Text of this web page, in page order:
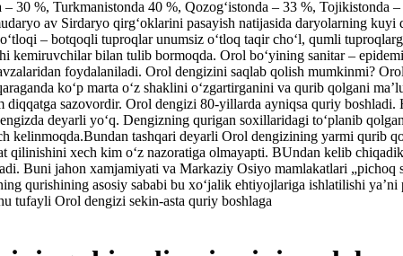
30 %, Turkmanistonda 40 %, Qozogʻistonda – 33 %, Tojikistonda
av Sirdaryo qirgʻoklarini pasayish natijasida daryolarning
– botqoqli tuproqlar unumsiz oʻtloq taqir choʻl, qumli
bilan tulib bormoqda. Orol boʻyining sanitar –
foydalaniladi. Orol dengizini saqlab qolish mumkinmi?
koʻp marta oʻz shaklini oʻzgartirganini va qurib qolgani
sazovordir. Orol dengizi 80-yillarda ayniqsa quriy
deyarli yoʻq. Dengizning qurigan soxillaridagi toʻplanib
kelinmoqda.Bundan tashqari deyarli Orol dengizining yarmi qurib
qilinishini xech kim oʻz nazoratiga olmayapti. BUndan kelib
Buni jahon xamjamiyati va Markaziy Osiyo mamlakatlari „pichoq
qurishining asosiy sababi bu xoʻjalik ehtiyojlariga ishlatilishi yaʼni
tufayli Orol dengizi sekin-asta quriy boshlaga